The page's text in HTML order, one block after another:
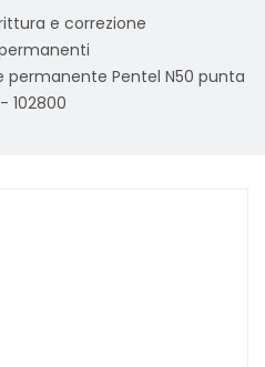
e correzione
permanente Pentel N50 punta
102800